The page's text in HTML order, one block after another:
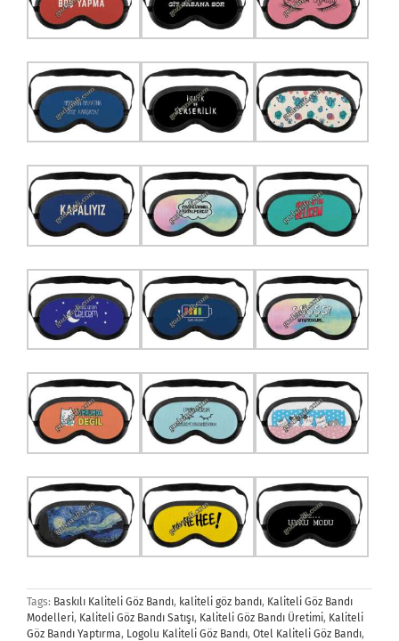
Tags: Baskılı Kaliteli Göz Bandı, kaliteli göz bandı, Kaliteli Göz Bandı
Modelleri, Kaliteli Göz Bandı Satışı, Kaliteli Göz Bandı Üretimi, Kaliteli
Göz Bandı Yaptırma, Logolu Kaliteli Göz Bandı, Otel Kaliteli Göz Bandı,